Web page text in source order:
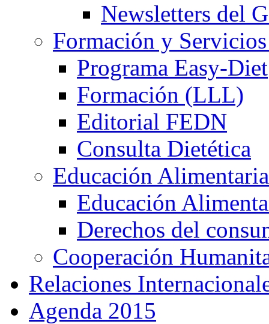
Newsletters del
Formación y
Programa Easy-Diet
Formación (LLL)
Editorial FEDN
Consulta Dietética
Educación Alimentaria
Educación
Derechos del
Cooperación
Relaciones
Agenda 2015